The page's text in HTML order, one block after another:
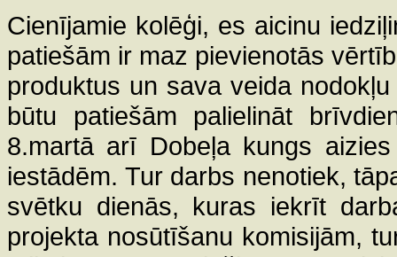
Cienījamie kolēģi, es aicinu
patiešām ir maz pievienotās
produktus un sava veida
būtu patiešām palielināt
8.martā arī Dobeļa kungs
iestādēm. Tur darbs nenotiek,
svētku dienās, kuras iekrīt
projekta nosūtīšanu komisijām,